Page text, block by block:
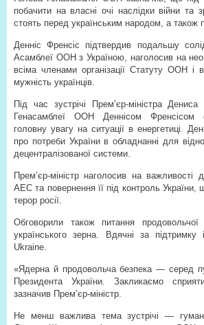
побачити на власні очі наслідки війни та
стоять перед українським народом, а також
Денніс Френсіс підтвердив подальшу
Асамблеї ООН з Україною, наголосив на
всіма членами організації Статуту ООН і
мужність українців.
Під час зустрічі Прем’єр-міністра
Генасамблеї ООН Деннісом Френсісом
головну увагу на ситуації в енергетиці.
про потреби України в обладнанні для
децентралізованої системи.
Прем’єр-міністр наголосив на важливості
АЕС та повернення її під контроль України,
терор росії.
Обговорили також питання
українського зерна. Вдячні за підтримку
Ukraine.
«Ядерна й продовольча безпека — серед
Президента України. Закликаємо
зазначив Прем’єр-міністр.
Не менш важлива тема зустрічі —